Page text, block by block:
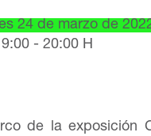
24 de marzo de
- 20:00 H
de la exposición